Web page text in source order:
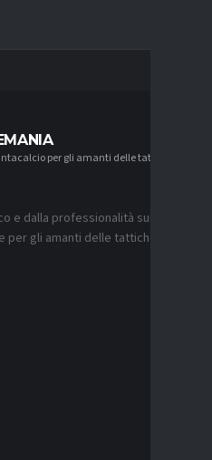
per gli amanti delle tattiche
e dalla professionalità sui
gli amanti delle tattiche